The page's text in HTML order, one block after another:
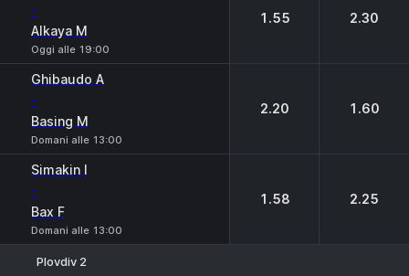
-
Alkaya M
Oggi alle 19:00
1.55 2.30
Ghibaudo A
-
Basing M
Domani alle 13:00
2.20 1.60
Simakin I
-
Bax F
Domani alle 13:00
1.58 2.25
Plovdiv 2